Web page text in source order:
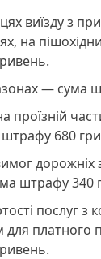
виїзду з
на
— сума
проїзній
680
дорожніх
штрафу 340
послуг з
платного